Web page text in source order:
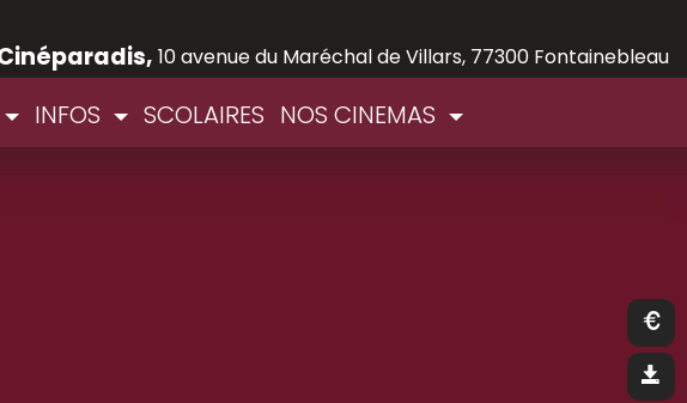
10 avenue du Maréchal de Villars, 77300 Fontainebleau
INFOS SCOLAIRES NOS CINEMAS